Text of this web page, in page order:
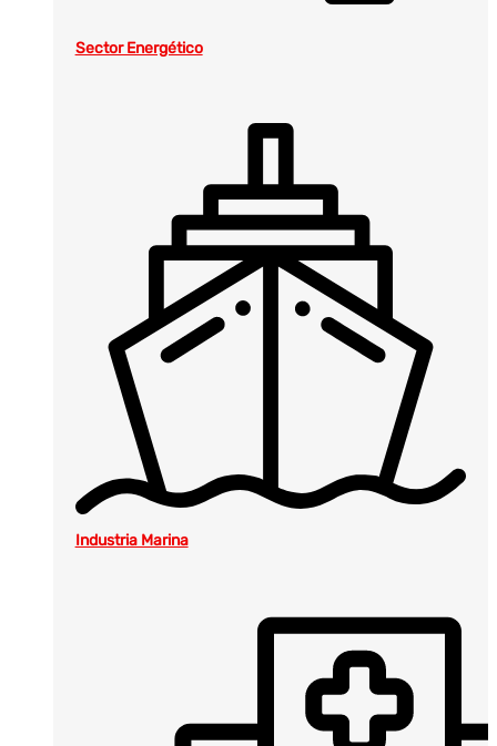
Sector Energético
Industria Marina